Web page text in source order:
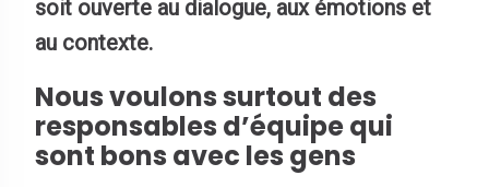
soit ouverte au dialogue, aux émotions et
au contexte.
Nous voulons surtout des
responsables d’équipe qui
sont bons avec les gens